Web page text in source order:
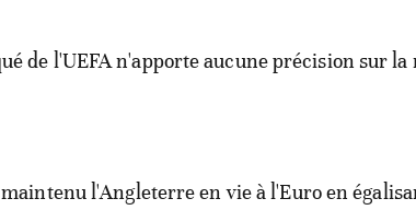
de l'UEFA n'apporte aucune précision sur la
l'Angleterre en vie à l'Euro en